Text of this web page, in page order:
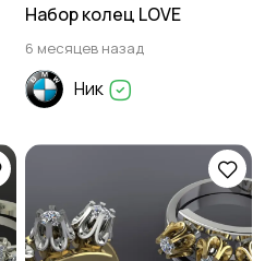
Набор колец LOVE
6 месяцев назад
Ник